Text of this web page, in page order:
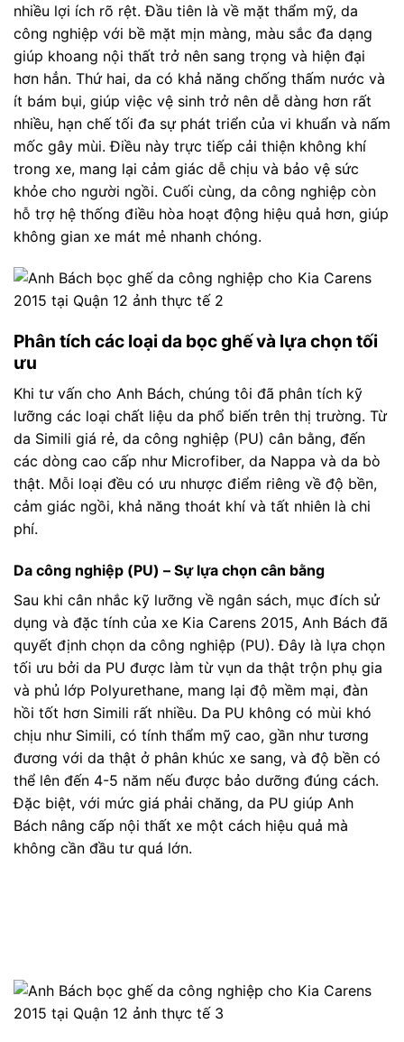
nhiều lợi ích rõ rệt. Đầu tiên là về mặt thẩm mỹ, da
công nghiệp với bề mặt mịn màng, màu sắc đa dạng
giúp khoang nội thất trở nên sang trọng và hiện đại
hơn hẳn. Thứ hai, da có khả năng chống thấm nước và
ít bám bụi, giúp việc vệ sinh trở nên dễ dàng hơn rất
nhiều, hạn chế tối đa sự phát triển của vi khuẩn và nấm
mốc gây mùi. Điều này trực tiếp cải thiện không khí
trong xe, mang lại cảm giác dễ chịu và bảo vệ sức
khỏe cho người ngồi. Cuối cùng, da công nghiệp còn
hỗ trợ hệ thống điều hòa hoạt động hiệu quả hơn, giúp
không gian xe mát mẻ nhanh chóng.
Phân tích các loại da bọc ghế và lựa chọn tối
ưu
Khi tư vấn cho Anh Bách, chúng tôi đã phân tích kỹ
lưỡng các loại chất liệu da phổ biến trên thị trường. Từ
da Simili giá rẻ, da công nghiệp (PU) cân bằng, đến
các dòng cao cấp như Microfiber, da Nappa và da bò
thật. Mỗi loại đều có ưu nhược điểm riêng về độ bền,
cảm giác ngồi, khả năng thoát khí và tất nhiên là chi
phí.
Da công nghiệp (PU) – Sự lựa chọn cân bằng
Sau khi cân nhắc kỹ lưỡng về ngân sách, mục đích sử
dụng và đặc tính của xe Kia Carens 2015, Anh Bách đã
quyết định chọn da công nghiệp (PU). Đây là lựa chọn
tối ưu bởi da PU được làm từ vụn da thật trộn phụ gia
và phủ lớp Polyurethane, mang lại độ mềm mại, đàn
hồi tốt hơn Simili rất nhiều. Da PU không có mùi khó
chịu như Simili, có tính thẩm mỹ cao, gần như tương
đương với da thật ở phân khúc xe sang, và độ bền có
thể lên đến 4-5 năm nếu được bảo dưỡng đúng cách.
Đặc biệt, với mức giá phải chăng, da PU giúp Anh
Bách nâng cấp nội thất xe một cách hiệu quả mà
không cần đầu tư quá lớn.